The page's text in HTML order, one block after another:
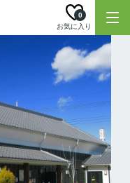
お気に入り
0